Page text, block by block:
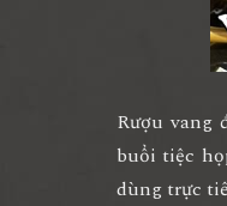
Rượu vang
buổi tiệc
dùng trực